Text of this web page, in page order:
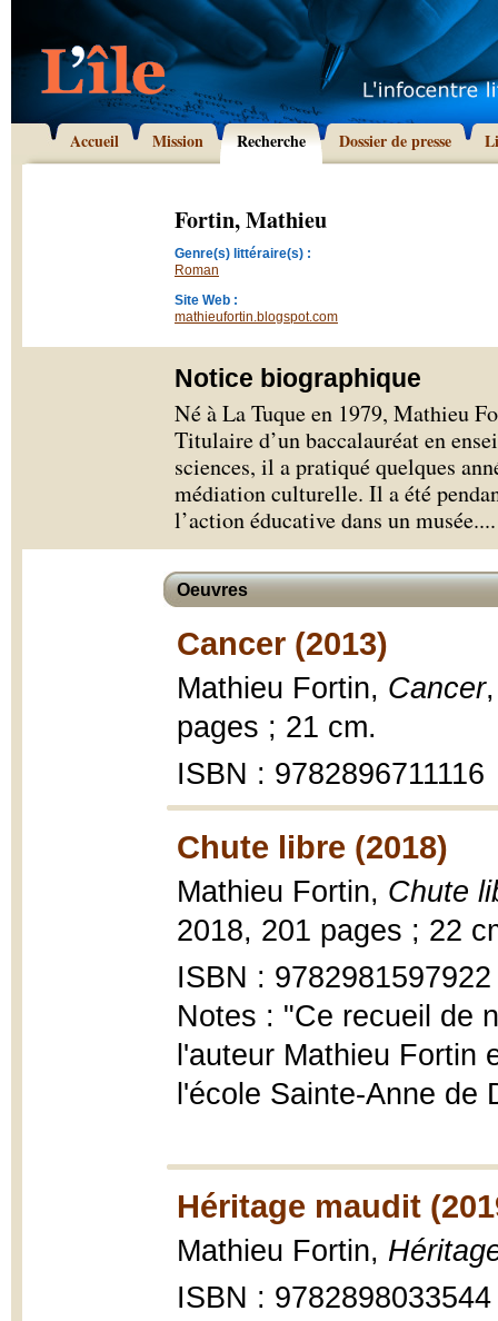
Accueil Mission Recherche Dossier de presse
Fortin, Mathieu
Genre(s) littéraire(s) :
Roman
Site Web :
mathieufortin.blogspot.com
Notice biographique
Né à La Tuque en 1979, Mathieu
Titulaire d’un baccalauréat en
sciences, il a pratiqué quelques
médiation culturelle. Il a été
l’action éducative dans un musée....
Oeuvres
Cancer (2013)
Mathieu Fortin, Cancer
pages ; 21 cm.
ISBN : 9782896711116
Chute libre (2018)
Mathieu Fortin, Chute
2018, 201 pages ; 22
ISBN : 9782981597922
Notes : "Ce recueil de
l'auteur Mathieu Fortin
l'école Sainte-Anne de
Héritage maudit
Mathieu Fortin,
ISBN : 9782898033544